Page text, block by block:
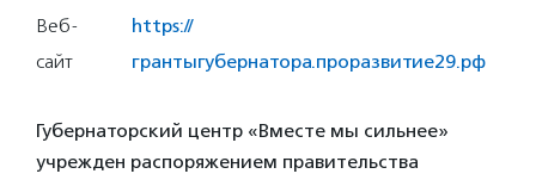
Веб-
сайт
https://
грантыгубернатора.проразвитие29.рф
Губернаторский центр «Вместе мы сильнее»
учрежден распоряжением правительства